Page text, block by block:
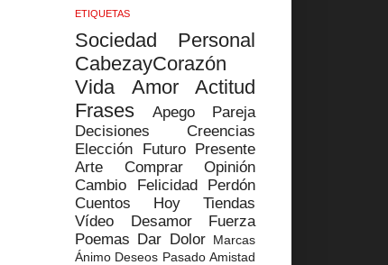
ETIQUETAS
Sociedad
Personal
CabezayCorazón
Vida
Amor
Actitud
Frases
Apego
Pareja
Decisiones
Creencias
Elección
Futuro
Presente
Arte
Comprar
Opinión
Cambio
Felicidad
Perdón
Cuentos
Hoy
Tiendas
Vídeo
Desamor
Fuerza
Poemas Dar Dolor Marcas
Ánimo Deseos Pasado Amistad